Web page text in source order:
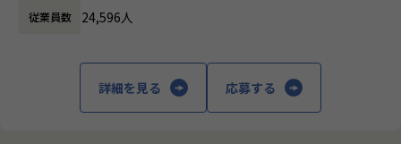
す。
を実現しています。
【業務の変更の範囲】
に渡ります。いわゆる技術者派遣と呼ばれ
働く場所に関わらない事業支援や最新技術を
用いた研究開発などを行っています。
従業員数 24,596人
詳細を見る 応募する